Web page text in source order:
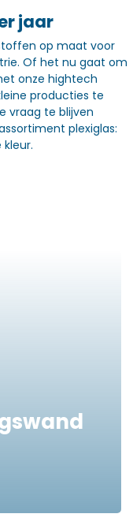
jaar
op maat voor
Of het nu gaat om
onze hightech
producties te
vraag te blijven
plexiglas:
kleur.